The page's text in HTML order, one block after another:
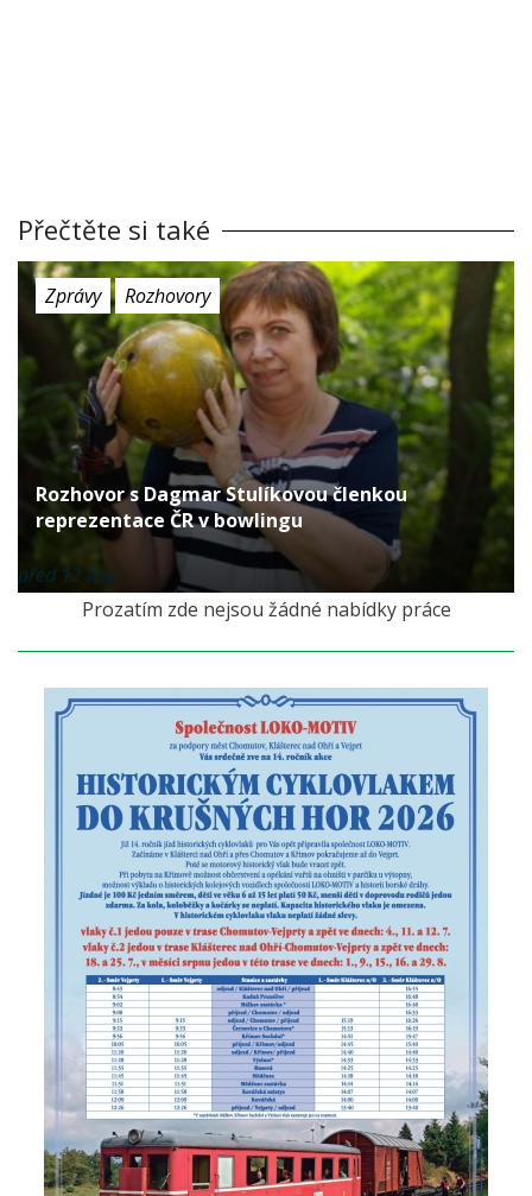
Přečtěte si také
Zprávy Rozhovory
Rozhovor s Dagmar Stulíkovou členkou
reprezentace ČR v bowlingu
před 12 lety
Prozatím zde nejsou žádné nabídky práce